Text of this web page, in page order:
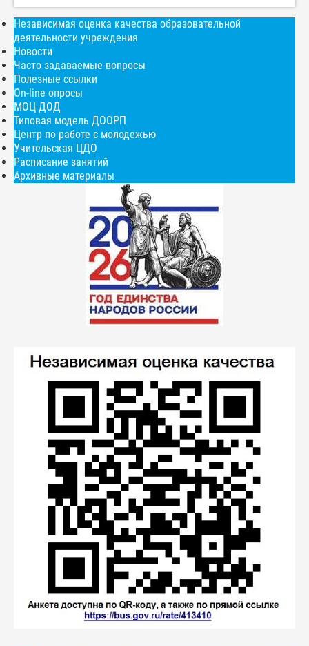
Независимая оценка качества образовательной
деятельности учреждения
Новости
Часто задаваемые вопросы
Полезные ссылки
On-line опросы
МОЦ ДОД
Типовая модель ДООРП
Центр по работе с молодежью
Учительская ЦДО
Расписание занятий
Архивные материалы